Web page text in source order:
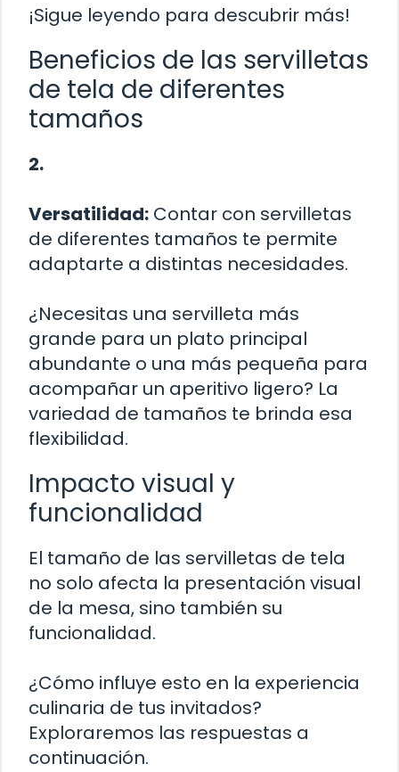
¡Sigue leyendo para descubrir más!
Beneficios de las servilletas
de tela de diferentes
tamaños
2.
Versatilidad: Contar con servilletas
de diferentes tamaños te permite
adaptarte a distintas necesidades.
¿Necesitas una servilleta más
grande para un plato principal
abundante o una más pequeña para
acompañar un aperitivo ligero? La
variedad de tamaños te brinda esa
flexibilidad.
Impacto visual y
funcionalidad
El tamaño de las servilletas de tela
no solo afecta la presentación visual
de la mesa, sino también su
funcionalidad.
¿Cómo influye esto en la experiencia
culinaria de tus invitados?
Exploraremos las respuestas a
continuación.